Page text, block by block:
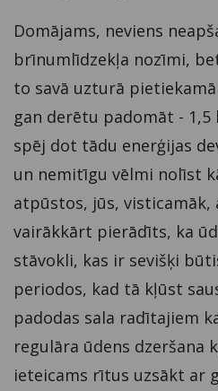
Domājams, neviens
brīnumlīdzekļa nozīmi,
to savā uzturā
gan derētu padomāt - 1,5
spēj dot tādu enerģijas
un nemitīgu vēlmi nolīst
atpūstos, jūs,
vairākkārt pierādīts, ka
stāvokli, kas ir sevišķi
periodos, kad tā kļūst
padodas sala radītajiem
regulāra ūdens dzeršana
ieteicams rītus uzsākt ar